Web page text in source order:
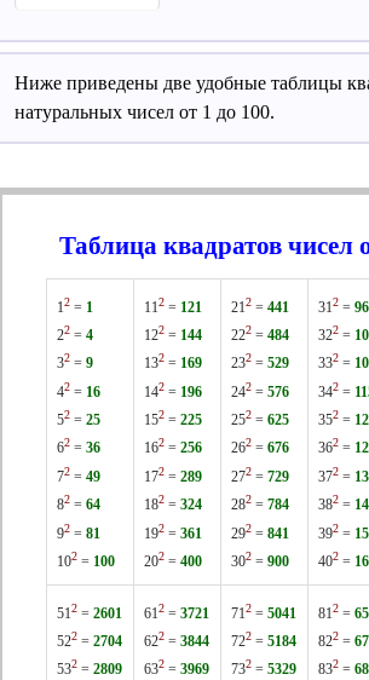
Ниже приведены две удобные таблицы
натуральных чисел от 1 до 100.
Таблица квадратов чисел
12= 1
22= 4
32= 9
42= 16
52= 25
62= 36
72= 49
82= 64
92= 81
102= 100
112= 121
122= 144
132= 169
142= 196
152= 225
162= 256
172= 289
182= 324
192= 361
202= 400
212= 441
222= 484
232= 529
242= 576
252= 625
262= 676
272= 729
282= 784
292= 841
302= 900
312=
322=
332=
342=
352=
362=
372=
382=
392=
402=
512= 2601
522= 2704
532= 2809
612= 3721
622= 3844
632= 3969
712= 5041
722= 5184
732= 5329
812=
822=
832=